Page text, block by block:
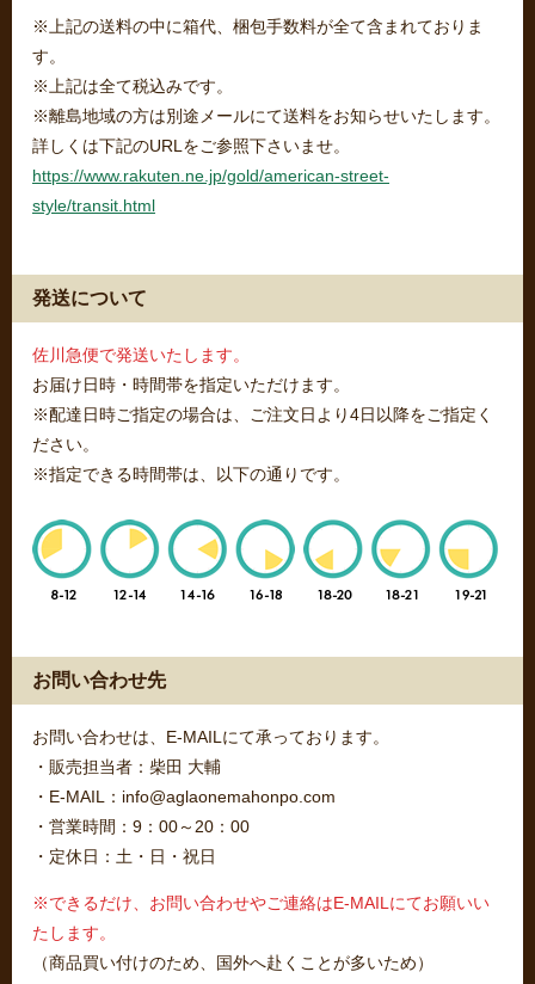
※上記の送料の中に箱代、梱包手数料が全て含まれておりま
す。
※上記は全て税込みです。
※離島地域の方は別途メールにて送料をお知らせいたします。
詳しくは下記のURLをご参照下さいませ。
https://www.rakuten.ne.jp/gold/american-street-
style/transit.html
発送について
佐川急便で発送いたします。
お届け日時・時間帯を指定いただけます。
※配達日時ご指定の場合は、ご注文日より4日以降をご指定く
ださい。
※指定できる時間帯は、以下の通りです。
お問い合わせ先
お問い合わせは、E-MAILにて承っております。
・販売担当者：柴田 大輔
・E-MAIL：info@aglaonemahonpo.com
・営業時間：9：00～20：00
・定休日：土・日・祝日
※できるだけ、お問い合わせやご連絡はE-MAILにてお願いい
たします。
（商品買い付けのため、国外へ赴くことが多いため）